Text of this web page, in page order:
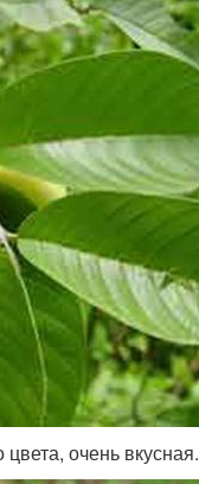
очень вкусная.